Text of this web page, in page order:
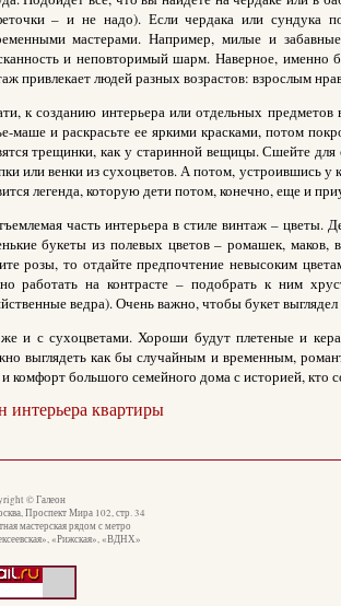
– и не надо). Если чердака или сундука
мастерами. Например, милые и
и неповторимый шарм. Наверное, именно
привлекает людей разных возрастов: взрослым
к созданию интерьера или отдельных
маше и раскрасьте ее яркими красками, потом
трещинки, как у старинной вещицы. Сшейте
или венки из сухоцветов. А потом, устроившись
легенда, которую дети потом, конечно, еще и
часть интерьера в стиле винтаж – цветы.
букеты из полевых цветов – ромашек,
розы, то отдайте предпочтение невысоким
работать на контрасте – подобрать к ним
ведра). Очень важно, чтобы букет
и с сухоцветами. Хороши будут плетеные и
выглядеть как бы случайным и временным,
комфорт большого семейного дома с историей, кто
интерьера квартиры
© Галеон
Проспект Мира 102, стр. 34
мастерская рядом с метро
«Рижская», «ВДНХ»